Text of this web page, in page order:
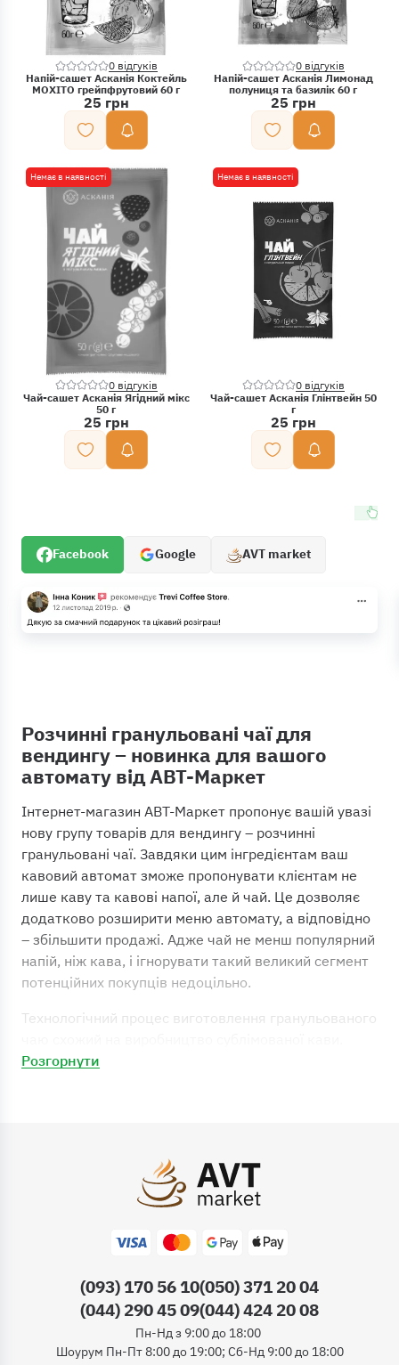
0 відгуків
Напій-сашет Асканія Коктейль
МОХІТО грейпфрутовий 60 г
25 грн
0 відгуків
Напій-сашет Асканія Лимонад
полуниця та базилік 60 г
25 грн
Немає в наявності
0 відгуків
Чай-сашет Асканія Ягідний мікс
50 г
25 грн
Немає в наявності
0 відгуків
Чай-сашет Асканія Глінтвейн 50
г
25 грн
Facebook Google AVT market
Розчинні гранульовані чаї для
вендингу – новинка для вашого
автомату від АВТ-Маркет
Інтернет-магазин АВТ-Маркет пропонує вашій увазі
нову групу товарів для вендингу – розчинні
гранульовані чаї. Завдяки цим інгредієнтам ваш
кавовий автомат зможе пропонувати клієнтам не
лише каву та кавові напої, але й чай. Це дозволяє
додатково розширити меню автомату, а відповідно
– збільшити продажі. Адже чай не менш популярний
напій, ніж кава, і ігнорувати такий великий сегмент
потенційних покупців недоцільно.
Технологічний процес виготовлення гранульованого
Існує два варіанти виробництва:
якого в процесі випарювання утворюється
спеціальну упаковку.
Якщо ви ще не додали розчинний чай до меню
свого вендингового автомату – поспішайте, адже ви
втрачаєте прибуток!
Розгорнути
(093) 170 56 10(050) 371 20 04
(044) 290 45 09(044) 424 20 08
Пн-Нд з 9:00 до 18:00
Шоурум Пн-Пт 8:00 до 19:00; Сб-Нд 9:00 до 18:00